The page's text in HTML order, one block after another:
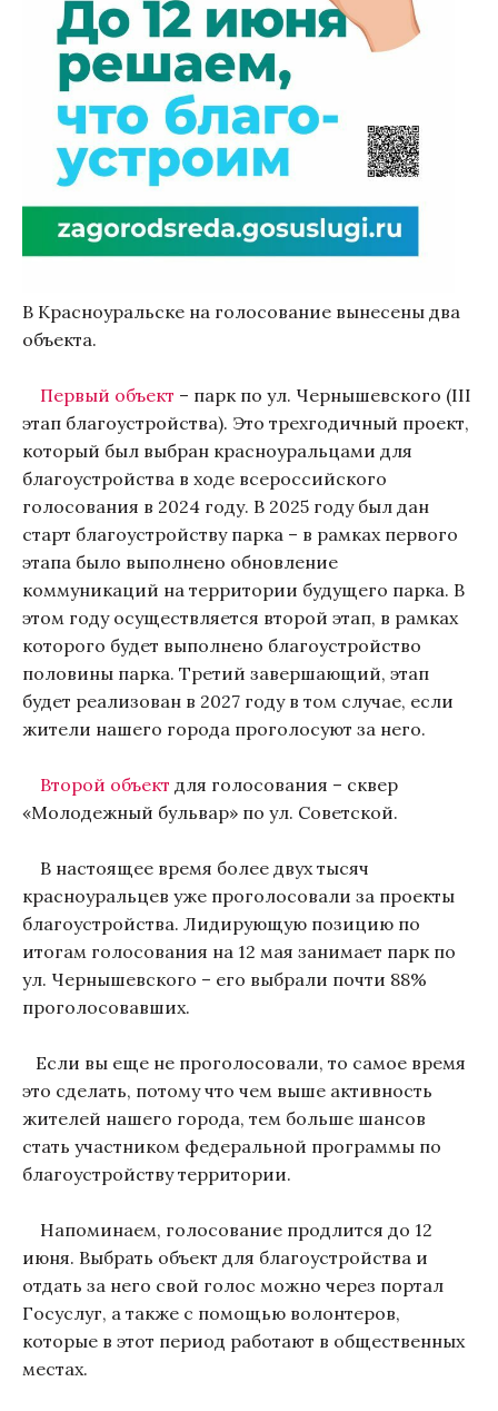
В Красноуральске на голосование вынесены два
объекта.
Первый объект – парк по ул. Чернышевского (III
этап благоустройства). Это трехгодичный проект,
который был выбран красноуральцами для
благоустройства в ходе всероссийского
голосования в 2024 году. В 2025 году был дан
старт благоустройству парка – в рамках первого
этапа было выполнено обновление
коммуникаций на территории будущего парка. В
этом году осуществляется второй этап, в рамках
которого будет выполнено благоустройство
половины парка. Третий завершающий, этап
будет реализован в 2027 году в том случае, если
жители нашего города проголосуют за него.
Второй объект для голосования – сквер
«Молодежный бульвар» по ул. Советской.
В настоящее время более двух тысяч
красноуральцев уже проголосовали за проекты
благоустройства. Лидирующую позицию по
итогам голосования на 12 мая занимает парк по
ул. Чернышевского – его выбрали почти 88%
проголосовавших.
Если вы еще не проголосовали, то самое время
это сделать, потому что чем выше активность
жителей нашего города, тем больше шансов
стать участником федеральной программы по
благоустройству территории.
Напоминаем, голосование продлится до 12
июня. Выбрать объект для благоустройства и
отдать за него свой голос можно через портал
Госуслуг, а также с помощью волонтеров,
которые в этот период работают в общественных
местах.